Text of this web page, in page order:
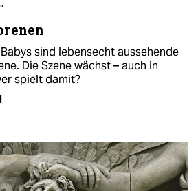
sind lebensecht aussehende
Die Szene wächst – auch in
spielt damit?